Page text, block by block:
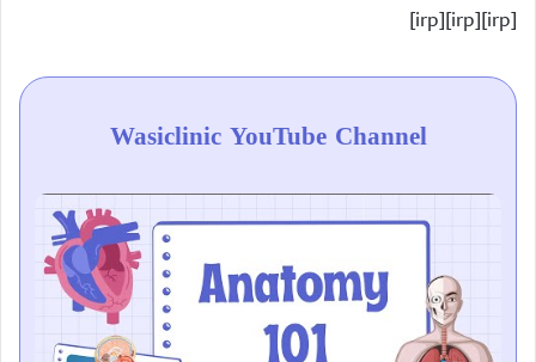
[irp][irp][irp]
Wasiclinic YouTube Channel